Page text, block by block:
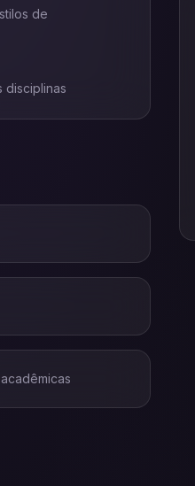
de
disciplinas